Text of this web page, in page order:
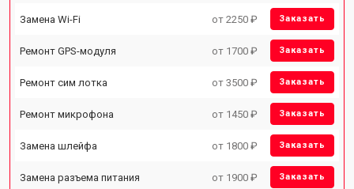
Замена Wi-Fi от 2250 ₽ Заказать
Ремонт GPS-модуля от 1700 ₽ Заказать
Ремонт сим лотка от 3500 ₽ Заказать
Ремонт микрофона от 1450 ₽ Заказать
Замена шлейфа от 1800 ₽ Заказать
Замена разъема питания от 1900 ₽ Заказать